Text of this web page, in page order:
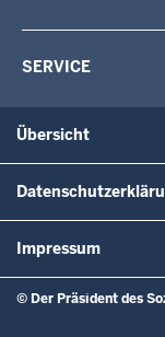
SERVICE
Übersicht
Impressum
© Der Präsident des